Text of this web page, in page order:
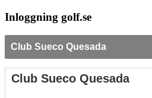
Inloggning golf.se
Club Sueco Quesada
Club Sueco Quesada